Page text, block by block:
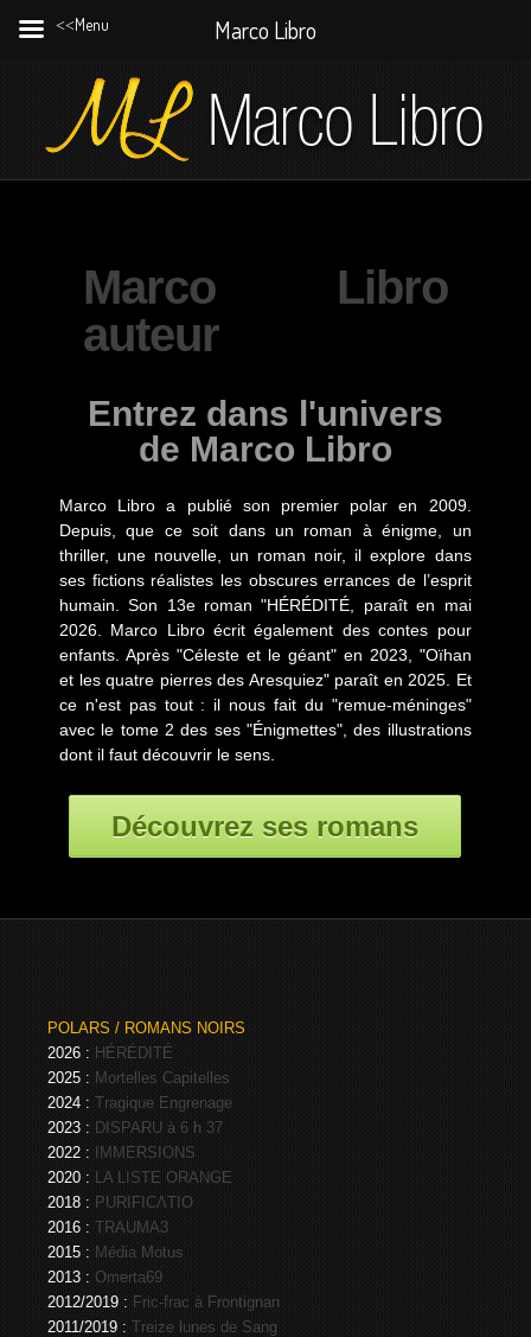
Marco Libro
auteur
Entrez dans l'univers
de Marco Libro
Marco Libro a publié son premier polar en 2009.
Depuis, que ce soit dans un roman à énigme, un
thriller, une nouvelle, un roman noir, il explore dans
ses fictions réalistes les obscures errances de l’esprit
humain. Son 13e roman "HÉRÉDITÉ, paraît en mai
2026. Marco Libro écrit également des contes pour
enfants. Après "Céleste et le géant" en 2023, "Oïhan
et les quatre pierres des Aresquiez" paraît en 2025. Et
ce n'est pas tout : il nous fait du "remue-méninges"
avec le tome 2 des ses "Énigmettes", des illustrations
dont il faut découvrir le sens.
Découvrez ses romans
POLARS / ROMANS NOIRS
2026 : HÉRÉDITÉ
2025 : Mortelles Capitelles
2024 : Tragique Engrenage
2023 : DISPARU à 6 h 37
2022 : IMMERSIONS
2020 : LA LISTE ORANGE
2018 : PURIFICΛTIO
2016 : TRAUMA3
2015 : Média Motus
2013 : Omerta69
2012/2019 : Fric-frac à Frontignan
2011/2019 : Treize lunes de Sang
˂˂Menu Marco Libro